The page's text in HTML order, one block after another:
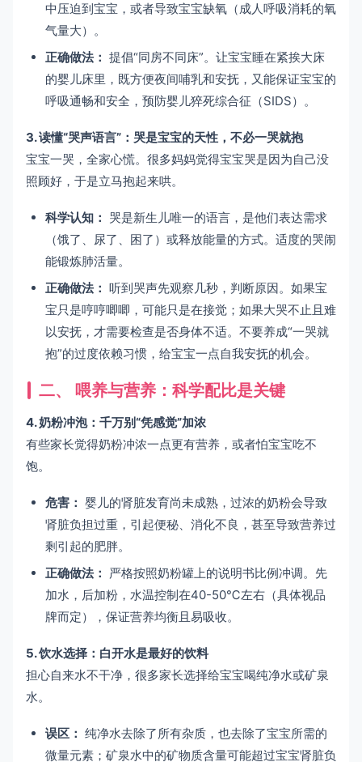
中压迫到宝宝，或者导致宝宝缺氧（成人呼吸消耗的氧
气量大）。
正确做法： 提倡“同房不同床”。让宝宝睡在紧挨大床
的婴儿床里，既方便夜间哺乳和安抚，又能保证宝宝的
呼吸通畅和安全，预防婴儿猝死综合征（SIDS）。
3. 读懂“哭声语言”：哭是宝宝的天性，不必一哭就抱
宝宝一哭，全家心慌。很多妈妈觉得宝宝哭是因为自己没
照顾好，于是立马抱起来哄。
科学认知： 哭是新生儿唯一的语言，是他们表达需求
（饿了、尿了、困了）或释放能量的方式。适度的哭闹
能锻炼肺活量。
正确做法： 听到哭声先观察几秒，判断原因。如果宝
宝只是哼哼唧唧，可能只是在接觉；如果大哭不止且难
以安抚，才需要检查是否身体不适。不要养成“一哭就
抱”的过度依赖习惯，给宝宝一点自我安抚的机会。
二、 喂养与营养：科学配比是关键
4. 奶粉冲泡：千万别“凭感觉”加浓
有些家长觉得奶粉冲浓一点更有营养，或者怕宝宝吃不
饱。
危害： 婴儿的肾脏发育尚未成熟，过浓的奶粉会导致
肾脏负担过重，引起便秘、消化不良，甚至导致营养过
剩引起的肥胖。
正确做法： 严格按照奶粉罐上的说明书比例冲调。先
加水，后加粉，水温控制在40-50℃左右（具体视品
牌而定），保证营养均衡且易吸收。
5. 饮水选择：白开水是最好的饮料
担心自来水不干净，很多家长选择给宝宝喝纯净水或矿泉
水。
误区： 纯净水去除了所有杂质，也去除了宝宝所需的
微量元素；矿泉水中的矿物质含量可能超过宝宝肾脏负